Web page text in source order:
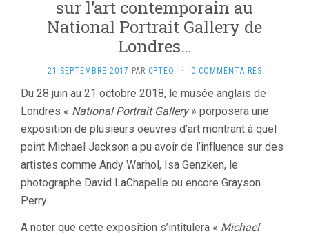
sur l’art contemporain au
National Portrait Gallery de
Londres…
21 SEPTEMBRE 2017 PAR CPTEO · 0 COMMENTAIRES
Du 28 juin au 21 octobre 2018, le musée anglais de
Londres « National Portrait Gallery» porposera une
exposition de plusieurs oeuvres d’art montrant à quel
point Michael Jackson a pu avoir de l’influence sur des
artistes comme Andy Warhol, Isa Genzken, le
photographe David LaChapelle ou encore Grayson
Perry.
A noter que cette exposition s’intitulera « Michael